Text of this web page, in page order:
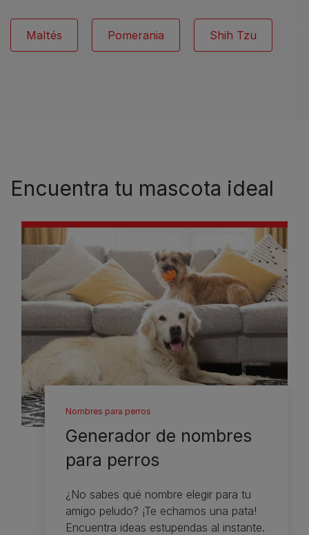
Maltés Pomerania Shih Tzu
Encuentra tu mascota ideal
Nombres para perros
Generador de nombres
para perros
¿No sabes qué nombre elegir para tu
amigo peludo? ¡Te echamos una pata!
Encuentra ideas estupendas al instante.